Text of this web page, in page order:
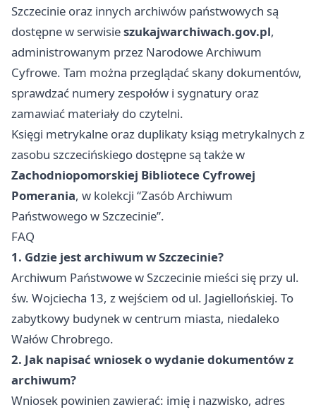
Szczecinie oraz innych archiwów państwowych są
dostępne w serwisieszukajwarchiwach.gov.pl,
administrowanym przez Narodowe Archiwum
Cyfrowe. Tam można przeglądać skany dokumentów,
sprawdzać numery zespołów i sygnatury oraz
zamawiać materiały do czytelni.
Księgi metrykalne oraz duplikaty ksiąg metrykalnych z
zasobu szczecińskiego dostępne są także w
Zachodniopomorskiej Bibliotece Cyfrowej
Pomerania, w kolekcji “Zasób Archiwum
Państwowego w Szczecinie”.
FAQ
1. Gdzie jest archiwum w Szczecinie?
Archiwum Państwowe w Szczecinie mieści się przy ul.
św. Wojciecha 13, z wejściem od ul. Jagiellońskiej. To
zabytkowy budynek w centrum miasta, niedaleko
Wałów Chrobrego.
2. Jak napisać wniosek o wydanie dokumentów z
archiwum?
Wniosek powinien zawierać: imię i nazwisko, adres